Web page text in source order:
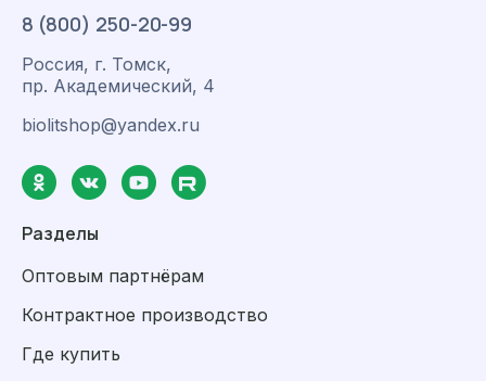
8 (800) 250-20-99
Россия, г. Томск,
пр. Академический, 4
biolitshop@yandex.ru
Разделы
Оптовым партнёрам
Контрактное производство
Где купить